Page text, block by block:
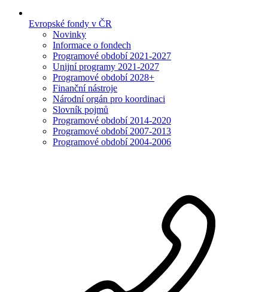
Evropské fondy v ČR
Novinky
Informace o fondech
Programové období 2021-2027
Unijní programy 2021-2027
Programové období 2028+
Finanční nástroje
Národní orgán pro koordinaci
Slovník pojmů
Programové období 2014-2020
Programové období 2007-2013
Programové období 2004-2006